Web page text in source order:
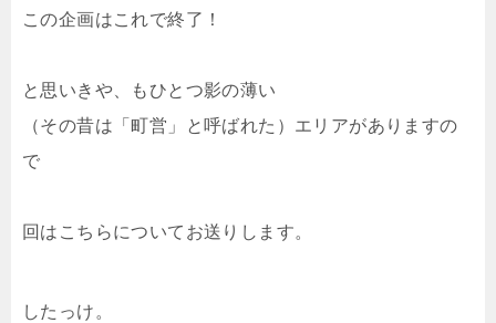
この企画はこれで終了！
と思いきや、もひとつ影の薄い
（その昔は「町営」と呼ばれた）エリアがありますの
で
回はこちらについてお送りします。
したっけ。